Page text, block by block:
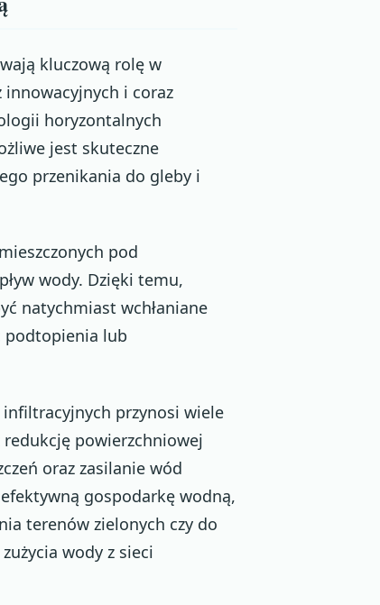
kluczową rolę w
innowacyjnych i coraz
horyzontalnych
jest skuteczne
przenikania do gleby i
pod
wody. Dzięki temu,
natychmiast wchłaniane
podtopienia lub
przynosi wiele
powierzchniowej
oraz zasilanie wód
gospodarkę wodną,
terenów zielonych czy do
wody z sieci